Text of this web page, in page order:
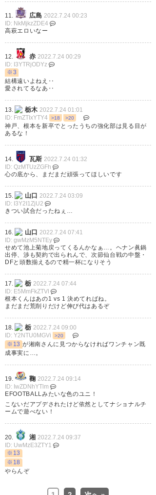
LRT早く開通して♡
— おぢろ (12kze01)
23
栃木SC 2 – 1 レノファ山口 お
し。https://t.co/lKQcQ0dwVD
— おさる (tochigisc_osaru)
2022, 7月 23
11. 広島 2022.7.24 00:23
ID: NkMjkzZDE4
高萩エロいなー
12. 赤 2022.7.24 00:29
ID: I3YTRjODYz
※3
結構遠いよねえ‥
愛されてるなあ‥
13. 栃木 2022.7.24 01:01
ID: FmZTIxYTY4
>18 >20
神戸、根本を新卒でとったうちの強化部は見る目が
あるな！
14. 瓦斯 2022.7.24 01:32
ID: QzMTUzZGFh
心の底から、まだまだ頑張ってほしいです
15. 山口 2022.7.24 03:09
ID: I3Y2I1ZjU2
きつい試合だったねぇ…
16. 山口 2022.7.24 07:41
ID: gwMzM5NTEy
せめて池上菊地戻ってくるんかなぁ…。ヘナン眞鍋
出停、渉も契約で出られんで、次節仙台戦の中盤・
DFと頭数揃えるので精一杯になりそう
17. 栃 2022.7.24 07:44
ID: E5MmFkZTVl
根本くんはあの1 vs 1 決めてればね。
まだまだ荒削りだけど伸び代はあるぞ
18. 栃 2022.7.24 09:00
ID: Y2NTU0MGVi
>20
※13 が湘南さんに見つからなければワンチャン既
成事実に…。
19. 鞠 2022.7.24 09:14
ID: IwZDNhYTlm
EFOOTBALLみたいな色のユニ！
こないだアプデされたけど依然としてナショナルチ
ームで遊べない！
20. 湘 2022.7.24 09:37
ID: UwMzE3ZTY1
※13
※18
やらんぞ